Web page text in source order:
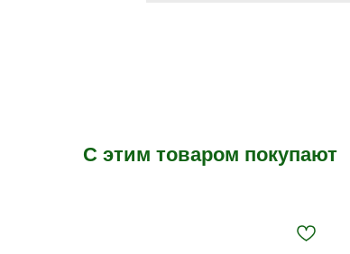
С этим товаром покупают